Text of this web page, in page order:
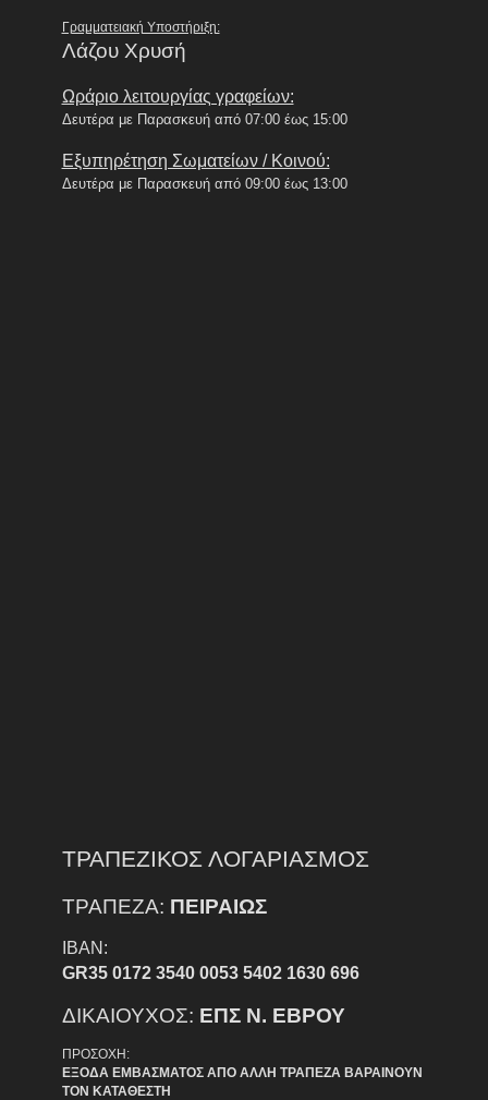
Γραμματειακή Υποστήριξη:
Λάζου Χρυσή
Ωράριο λειτουργίας γραφείων:
Δευτέρα με Παρασκευή από 07:00 έως 15:00
Εξυπηρέτηση Σωματείων / Κοινού:
Δευτέρα με Παρασκευή από 09:00 έως 13:00
ΤΡΑΠΕΖΙΚΟΣ ΛΟΓΑΡΙΑΣΜΟΣ
ΤΡΑΠΕΖΑ: ΠΕΙΡΑΙΩΣ
IBAN:
GR35 0172 3540 0053 5402 1630 696
ΔΙΚΑΙΟΥΧΟΣ: ΕΠΣ Ν. ΕΒΡΟΥ
ΠΡΟΣΟΧΗ:
ΕΞΟΔΑ ΕΜΒΑΣΜΑΤΟΣ ΑΠΟ ΑΛΛΗ ΤΡΑΠΕΖΑ ΒΑΡΑΙΝΟΥΝ
ΤΟΝ ΚΑΤΑΘΕΣΤΗ